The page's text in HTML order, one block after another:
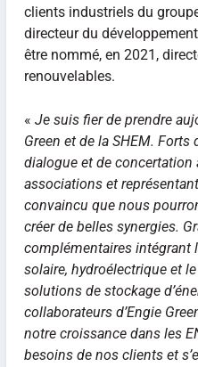
clients industriels du
directeur du
être nommé, en 2021,
renouvelables.
« Je suis fier de prendre
Green et de la SHEM.
dialogue et de concertation
associations et
convaincu que nous
créer de belles synergies.
complémentaires intégrant
solaire, hydroélectrique et
solutions de stockage
collaborateurs d’Engie
notre croissance dans les
besoins de nos clients et